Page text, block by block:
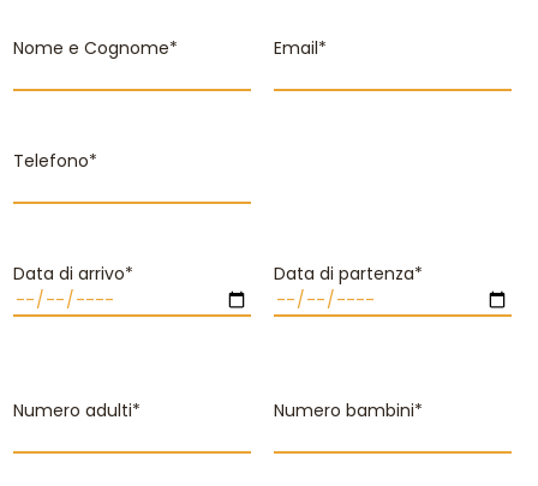
Nome e Cognome* Email*
Telefono*
Data di arrivo* Data di partenza*
Numero adulti* Numero bambini*